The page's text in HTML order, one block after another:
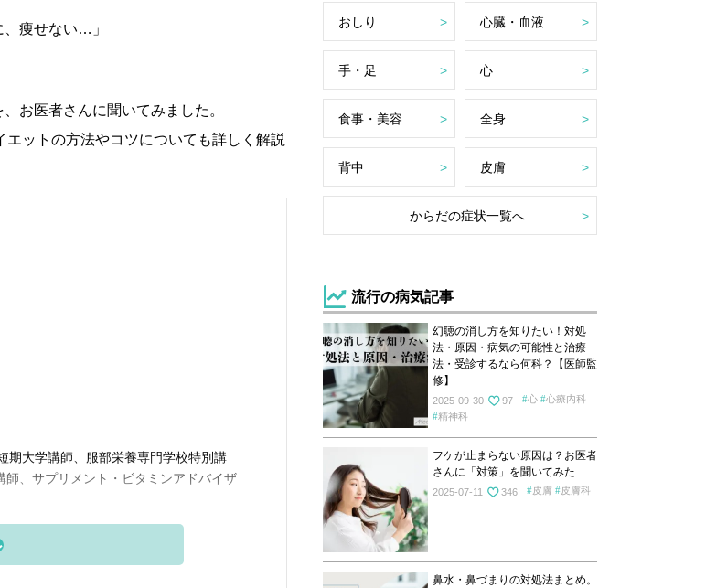
、痩せない…」
お医者さんに聞いてみました。
ットの方法やコツについても詳しく解説
期大学講師、服部栄養専門学校特別講
、サプリメント・ビタミンアドバイザ
おしり 心臓・血液
手・足 心
食事・美容 全身
背中 皮膚
からだの症状一覧へ
流行の病気記事
幻聴の消し方を知りたい！対処
法・原因・病気の可能性と治療
法・受診するなら何科？【医師監
修】
2025-09-30 97 心
心療内科
精神科
フケが止まらない原因は？お医者
さんに「対策」を聞いてみた
2025-07-11 346 皮膚 皮膚科
鼻水・鼻づまりの対処法まとめ。